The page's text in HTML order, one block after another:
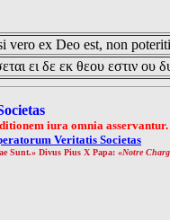
vero ex Deo est, non
ει δε εκ θεου εστιν ου
iura omnia asservantur.
Veritatis Societas
Sunt.» Divus Pius X Papa: «Notre